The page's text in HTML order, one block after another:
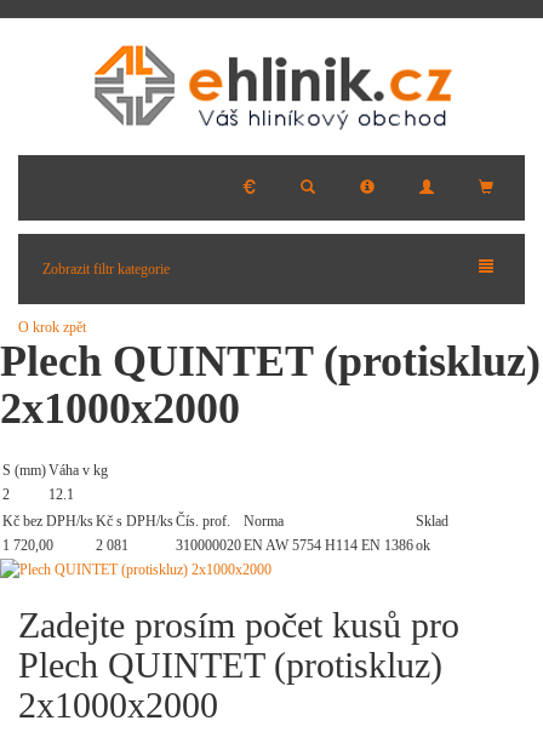
Zobrazit filtr kategorie
O krok zpět
Plech QUINTET (protiskluz)
2x1000x2000
S (mm)Váha v kg
2
12.1
Kč bez DPH/ksKč s DPH/ksČís. prof. Norma
Sklad
1 720,00
2 081 310000020EN AW 5754 H114 EN 1386ok
Zadejte prosím počet kusů pro
Plech QUINTET (protiskluz)
2x1000x2000